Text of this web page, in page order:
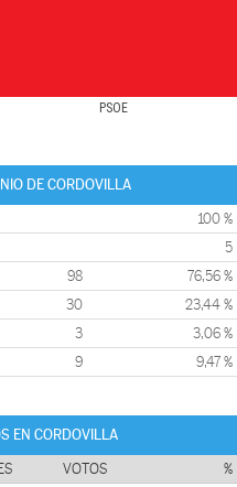
PSOE
DE CORDOVILLA
100 %
5
98 76,56 %
30 23,44 %
3 3,06 %
9 9,47 %
EN CORDOVILLA
VOTOS %